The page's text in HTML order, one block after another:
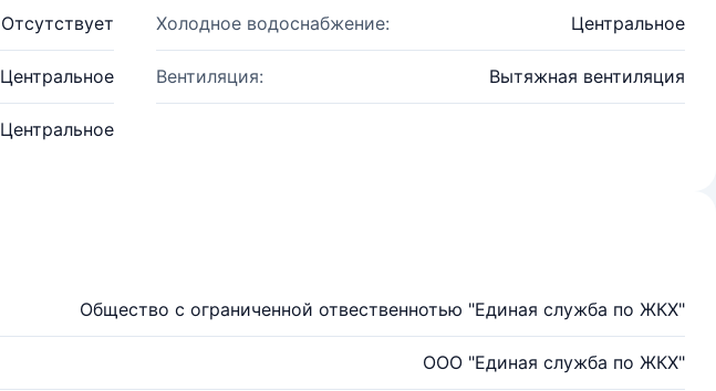
Отсутствует Холодное водоснабжение: Центральное
Центральное Вентиляция: Вытяжная вентиляция
Центральное
Общество с ограниченной отвественнотью "Единая служба по ЖКХ"
ООО "Единая служба по ЖКХ"